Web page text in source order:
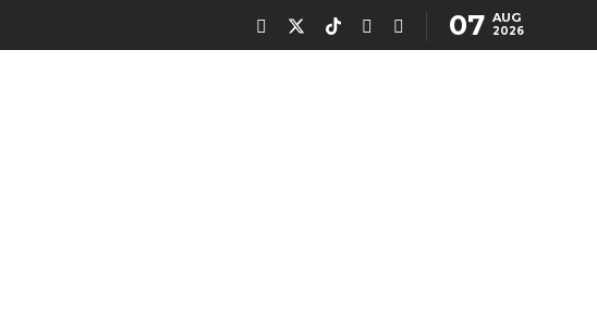
07 AUG
2026